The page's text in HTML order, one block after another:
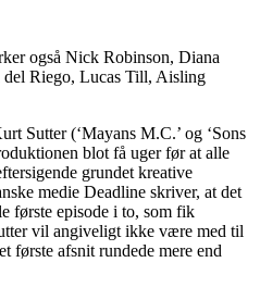
også Nick Robinson, Diana
del Riego, Lucas Till, Aisling
Sutter (‘Mayans M.C.’ og ‘Sons
blot få uger før at alle
grundet kreative
medie Deadline skriver, at det
første episode i to, som fik
vil angiveligt ikke være med til
første afsnit rundede mere end